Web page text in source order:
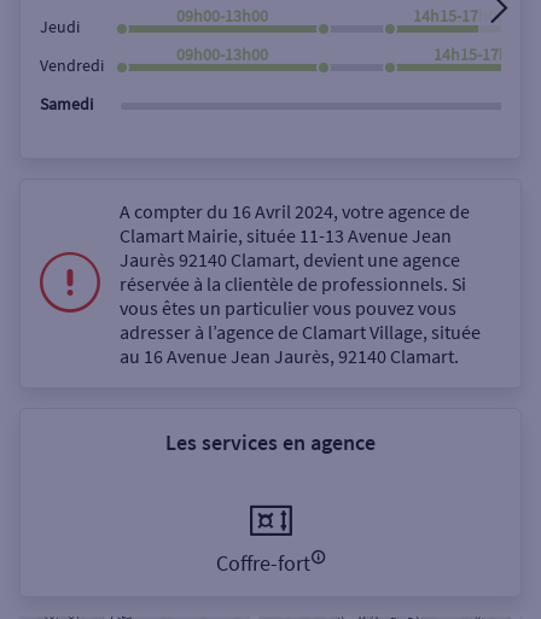
Jeudi
09h00-13h00 14h15-17h00
Vendredi
09h00-13h00 14h15-17h50
Samedi
A compter du 16 Avril 2024, votre agence de
Clamart Mairie, située 11-13 Avenue Jean
Jaurès 92140 Clamart, devient une agence
réservée à la clientèle de professionnels. Si
vous êtes un particulier vous pouvez vous
adresser à l’agence de Clamart Village, située
au 16 Avenue Jean Jaurès, 92140 Clamart.
Les services en agence
Coffre-fort